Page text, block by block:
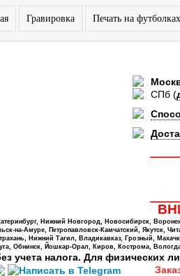
Гравировка Печать на футболках
СПб (
Нижний Новгород, Новосибирск,
на-Амуре, Петропавловск-Камчатский, Якутск,
Нижний Тагил, Владикавказ, Грозный,
Обнинск, Йошкар-Орал, Киров, Кострома,
учета налога. Для физических